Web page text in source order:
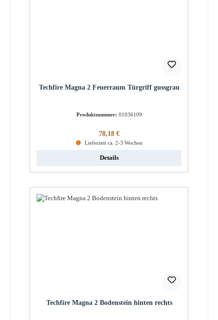
Techfire Magna 2 Feuerraum Türgriff gussgrau
Produktnummer: 01036109
Regulärer Preis:
78,18 €
Lieferzeit ca. 2-3 Wochen
Details
Techfire Magna 2 Bodenstein hinten rechts